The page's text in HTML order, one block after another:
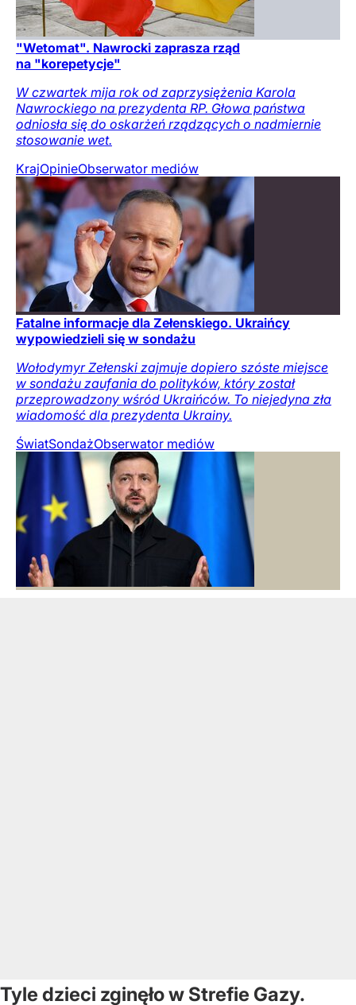
"Wetomat". Nawrocki zaprasza rząd
na "korepetycje"
W czwartek mija rok od zaprzysiężenia Karola
Nawrockiego na prezydenta RP. Głowa państwa
odniosła się do oskarżeń rządzących o nadmiernie
stosowanie wet.
KrajOpinieObserwator mediów
Fatalne informacje dla Zełenskiego. Ukraińcy
wypowiedzieli się w sondażu
Wołodymyr Zełenski zajmuje dopiero szóste miejsce
w sondażu zaufania do polityków, który został
przeprowadzony wśród Ukraińców. To niejedyna zła
wiadomość dla prezydenta Ukrainy.
ŚwiatSondażObserwator mediów
Tyle dzieci zginęło w Strefie Gazy.